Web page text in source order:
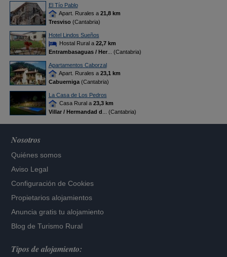
El Tío Pablo
Apart. Rurales a 21,8 km
Tresviso(Cantabria)
Hotel Lindos Sueños
Hostal Rural a 22,7 km
Entrambasaguas / Her... (Cantabria)
Apartamentos Caborzal
Apart. Rurales a 23,1 km
Cabuerniga(Cantabria)
La Casa de Los Pedros
Casa Rural a 23,3 km
Villar / Hermandad d ... (Cantabria)
Nosotros
Quiénes somos
Aviso Legal
Configuración de Cookies
Propietarios alojamientos
Anuncia gratis tu alojamiento
Blog de Turismo Rural
Tipos de alojamiento: